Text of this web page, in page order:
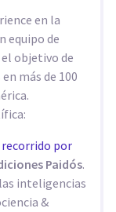
en la
equipo de
objetivo de
más de 100
por
Paidós.
inteligencias
&